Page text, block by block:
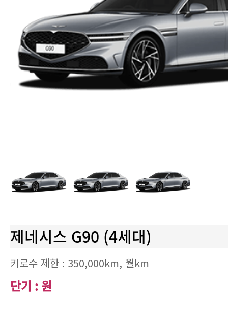
제네시스 G90 (4세대)
키로수 제한 : 350,000km, 월km
단기 : 원